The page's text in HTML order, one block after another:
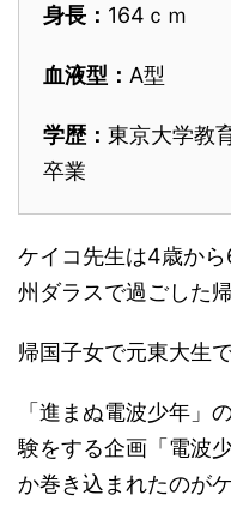
身長： 164ｃｍ
血液型： A型
学歴： 東京大学教
卒業
ケイコ先生は4歳か
州ダラスで過ごした
帰国子女で元東大生
「進まぬ電波少年」
験をする企画「電波
か巻き込まれたのが